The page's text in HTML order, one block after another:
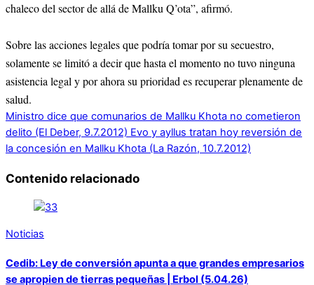
chaleco del sector de allá de Mallku Q’ota”, afirmó.
Sobre las acciones legales que podría tomar por su secuestro,
solamente se limitó a decir que hasta el momento no tuvo ninguna
asistencia legal y por ahora su prioridad es recuperar plenamente de
salud.
Ministro dice que comunarios de Mallku Khota no cometieron
delito (El Deber, 9.7.2012) Evo y ayllus tratan hoy reversión de
la concesión en Mallku Khota (La Razón, 10.7.2012)
Contenido relacionado
Noticias
Cedib: Ley de conversión apunta a que grandes empresarios
se apropien de tierras pequeñas | Erbol (5.04.26)